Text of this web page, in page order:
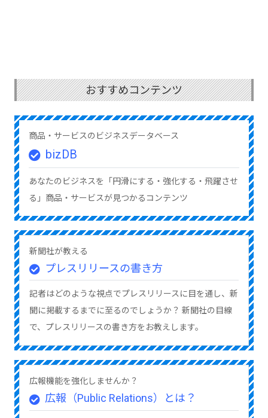
おすすめコンテンツ
商品・サービスのビジネスデータベース
bizDB
あなたのビジネスを「円滑にする・強化する・飛躍させ
る」商品・サービスが見つかるコンテンツ
新聞社が教える
プレスリリースの書き方
記者はどのような視点でプレスリリースに目を通し、新
聞に掲載するまでに至るのでしょうか？ 新聞社の目線
で、プレスリリースの書き方をお教えします。
広報機能を強化しませんか？
広報（Public Relations）とは？